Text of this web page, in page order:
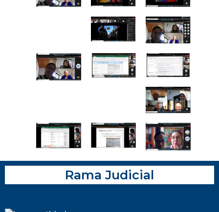
Rama Judicial